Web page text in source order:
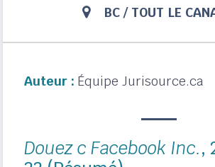
BC / TOUT LE
Auteur : Équipe Jurisource.ca
Douez c Facebook Inc.,